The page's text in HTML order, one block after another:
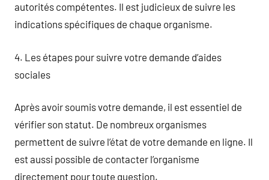
autorités compétentes. Il est judicieux de suivre les
indications spécifiques de chaque organisme.
4. Les étapes pour suivre votre demande d’aides
sociales
Après avoir soumis votre demande, il est essentiel de
vérifier son statut. De nombreux organismes
permettent de suivre l’état de votre demande en ligne. Il
est aussi possible de contacter l’organisme
directement pour toute question.